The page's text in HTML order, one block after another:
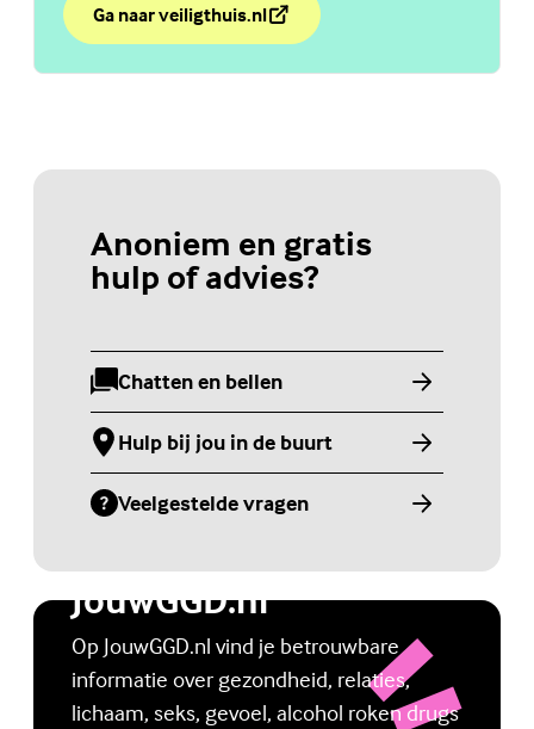
Ga naar veiligthuis.nl
over Chat Veilig Thuis
(Externe link)
Anoniem en gratis
hulp of advies?
Chatten en bellen
(Externe link)
Hulp bij jou in de buurt
(Externe link)
Veelgestelde vragen
(Externe link)
Jongerenwebsite
JouwGGD.nl
Op JouwGGD.nl vind je betrouwbare
informatie over gezondheid, relaties,
lichaam, seks, gevoel, alcohol roken drugs